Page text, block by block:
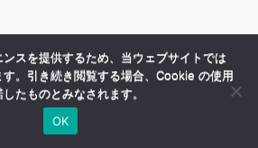
スを提供するため、当ウェブサイトでは
。引き続き閲覧する場合、Cookie の使用
たものとみなされます。
OK